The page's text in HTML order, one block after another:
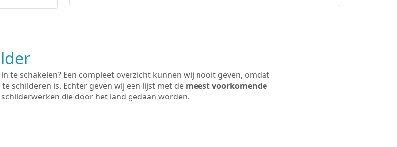
te schakelen? Een compleet overzicht kunnen wij nooit geven, omdat
schilderen is. Echter geven wij een lijst met de meest voorkomende
die door het land gedaan worden.